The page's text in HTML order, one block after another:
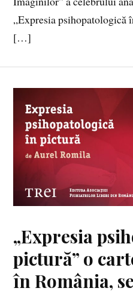
„Expresia psihopatologică
[…]
„Expresia
pictură” o
în România,